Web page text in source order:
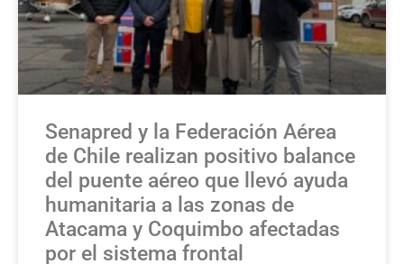
Senapred y la Federación Aérea
de Chile realizan positivo balance
del puente aéreo que llevó ayuda
humanitaria a las zonas de
Atacama y Coquimbo afectadas
por el sistema frontal